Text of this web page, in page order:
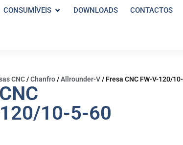
CONSUMÍVEIS DOWNLOADS CONTACTOS
CNC/Chanfro/Allrounder-V/ Fresa CNC FW-V-120/
10-5-60